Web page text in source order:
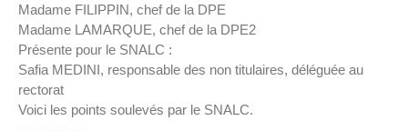
Madame FILIPPIN, chef de la DPE
Madame LAMARQUE, chef de la DPE2
Présente pour le SNALC :
Safia MEDINI, responsable des non titulaires, déléguée au
rectorat
Voici les points soulevés par le SNALC.